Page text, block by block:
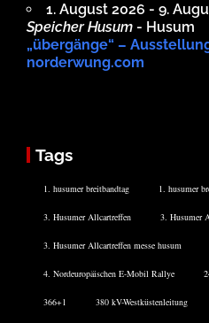
1. August 2026 - 9.
Speicher Husum - Husum
„übergänge“ –
norderwung.com
Tags
1. husumer breitbandtag 1. husumer
3. Husumer Allcartreffen 3. Husumer
3. Husumer Allcartreffen messe husum
4. Nordeuropäischen E-Mobil Rallye
366+1 380 kV-Westküstenleitung